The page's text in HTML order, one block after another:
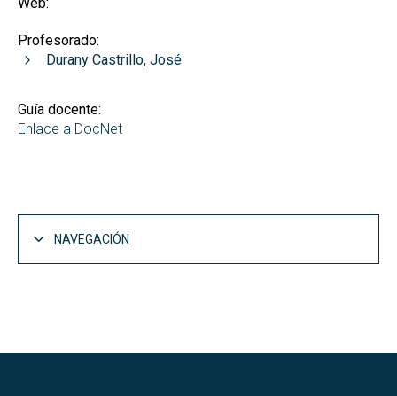
Web:
Profesorado:
Durany Castrillo, José
Guía docente:
Enlace a DocNet
NAVEGACIÓN